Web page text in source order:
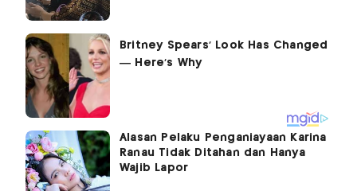
Alasan Pelaku Penganiayaan Karina
Ranau Tidak Ditahan dan Hanya
Wajib Lapor